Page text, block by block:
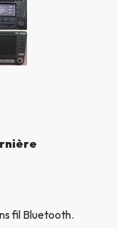
fil Bluetooth.